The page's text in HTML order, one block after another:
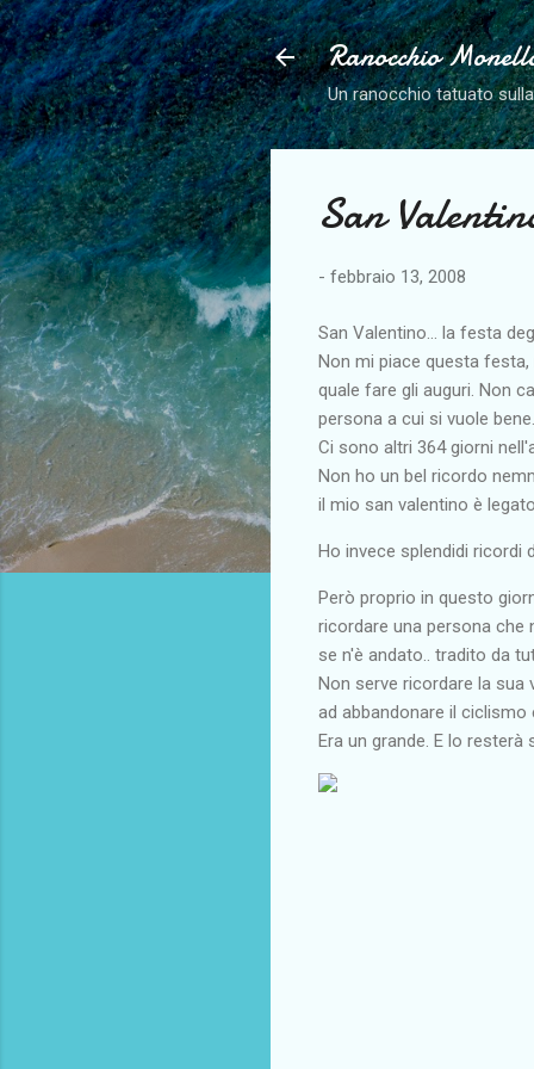
Ranocchio
Un ranocchio tatuato
San
- febbraio 13, 2008
San Valentino... la festa
Non mi piace questa
quale fare gli auguri. Non
persona a cui si vuole bene.
Ci sono altri 364 giorni
Non ho un bel ricordo
il mio san valentino è
Ho invece splendidi ricordi
Però proprio in questo
ricordare una persona che
se n'è andato.. tradito da
Non serve ricordare la sua
ad abbandonare il ciclismo
Era un grande. E lo resterà